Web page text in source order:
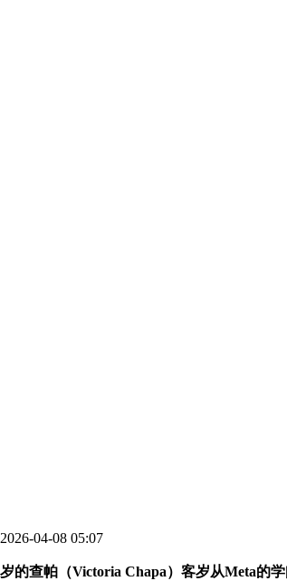
04-08 05:07
查帕（Victoria Chapa）客岁从Meta的